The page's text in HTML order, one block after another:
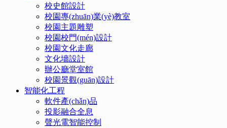
校史館設計
校園專(zhuān)業(yè)教室
校園主題雕塑
校園校門(mén)設計
校園文化走廊
文化墻設計
辦公廳堂室館
校園景觀(guān)設計
智能化工程
軟件產(chǎn)品
投影融合全息
聲光電智能控制